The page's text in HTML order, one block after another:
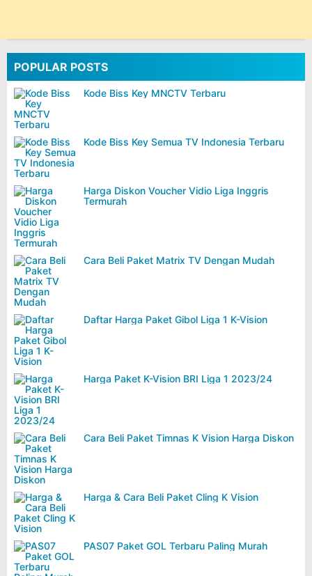
POPULAR POSTS
Kode Biss Key MNCTV Terbaru
Kode Biss Key Semua TV Indonesia Terbaru
Harga Diskon Voucher Vidio Liga Inggris
Termurah
Cara Beli Paket Matrix TV Dengan Mudah
Daftar Harga Paket Gibol Liga 1 K-Vision
Harga Paket K-Vision BRI Liga 1 2023/24
Cara Beli Paket Timnas K Vision Harga Diskon
Harga & Cara Beli Paket Cling K Vision
PAS07 Paket GOL Terbaru Paling Murah